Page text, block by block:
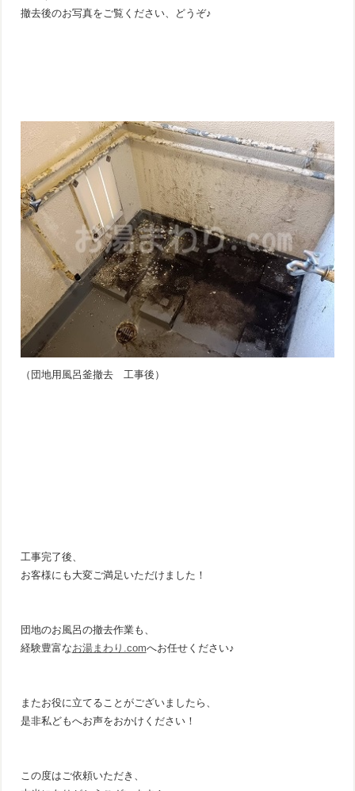
撤去後のお写真をご覧ください、どうぞ♪
（団地用風呂釜撤去 工事後）
工事完了後、
お客様にも大変ご満足いただけました！
団地のお風呂の撤去作業も、
経験豊富なお湯まわり.comへお任せください♪
またお役に立てることがございましたら、
是非私どもへお声をおかけください！
この度はご依頼いただき、